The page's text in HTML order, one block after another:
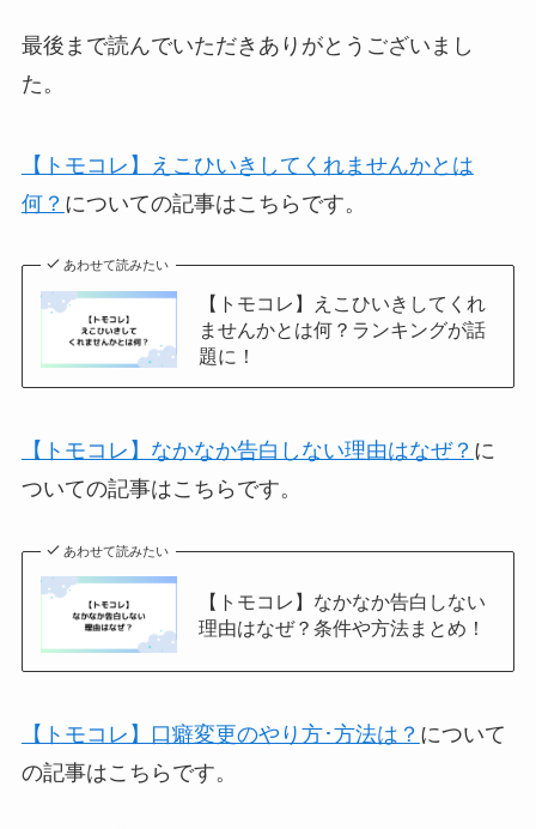
最後まで読んでいただきありがとうございまし
た。
【トモコレ】えこひいきしてくれませんかとは
何？ についての記事はこちらです。
あわせて読みたい
【トモコレ】えこひいきしてくれ
ませんかとは何？ランキングが話
題に！
【トモコレ】なかなか告白しない理由はなぜ？ に
ついての記事はこちらです。
あわせて読みたい
【トモコレ】なかなか告白しない
理由はなぜ？条件や方法まとめ！
【トモコレ】口癖変更のやり方･方法は？ について
の記事はこちらです。